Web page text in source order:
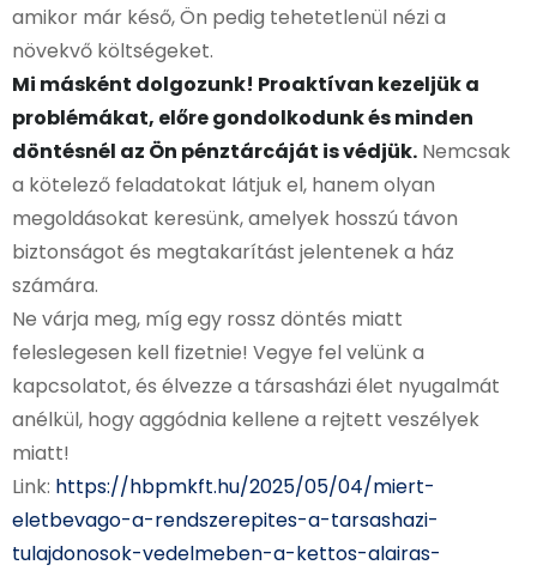
amikor már késő, Ön pedig tehetetlenül nézi a
növekvő költségeket.
Mi másként dolgozunk! Proaktívan kezeljük a
problémákat, előre gondolkodunk és minden
döntésnél az Ön pénztárcáját is védjük. Nemcsak
a kötelező feladatokat látjuk el, hanem olyan
megoldásokat keresünk, amelyek hosszú távon
biztonságot és megtakarítást jelentenek a ház
számára.
Ne várja meg, míg egy rossz döntés miatt
feleslegesen kell fizetnie! Vegye fel velünk a
kapcsolatot, és élvezze a társasházi élet nyugalmát
anélkül, hogy aggódnia kellene a rejtett veszélyek
miatt!
Link: https://hbpmkft.hu/2025/05/04/miert-
eletbevago-a-rendszerepites-a-tarsashazi-
tulajdonosok-vedelmeben-a-kettos-alairas-